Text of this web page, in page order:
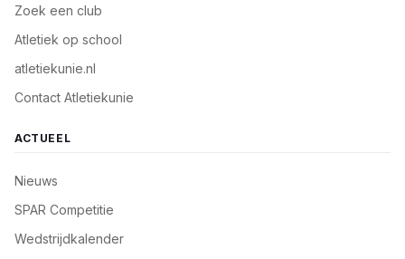
Zoek een club
Atletiek op school
atletiekunie.nl
Contact Atletiekunie
ACTUEEL
Nieuws
SPAR Competitie
Wedstrijdkalender